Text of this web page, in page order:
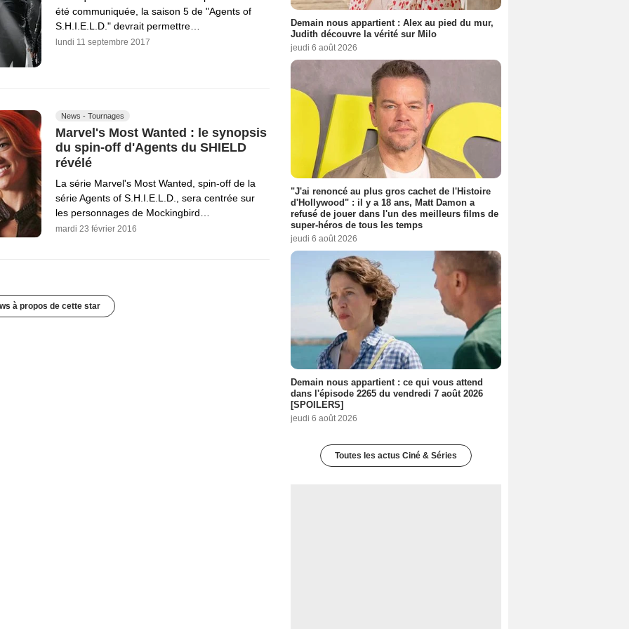
été communiquée, la saison 5 de "Agents of
S.H.I.E.L.D." devrait permettre…
lundi 11 septembre 2017
News - Tournages
Marvel's Most Wanted : le synopsis
du spin-off d'Agents du SHIELD
révélé
La série Marvel's Most Wanted, spin-off de la
série Agents of S.H.I.E.L.D., sera centrée sur
les personnages de Mockingbird…
mardi 23 février 2016
à propos de cette star
Demain nous appartient : Alex au pied du mur,
Judith découvre la vérité sur Milo
jeudi 6 août 2026
"J'ai renoncé au plus gros cachet de l'Histoire
d'Hollywood" : il y a 18 ans, Matt Damon a
refusé de jouer dans l'un des meilleurs films de
super-héros de tous les temps
jeudi 6 août 2026
Demain nous appartient : ce qui vous attend
dans l'épisode 2265 du vendredi 7 août 2026
[SPOILERS]
jeudi 6 août 2026
Toutes les actus Ciné & Séries